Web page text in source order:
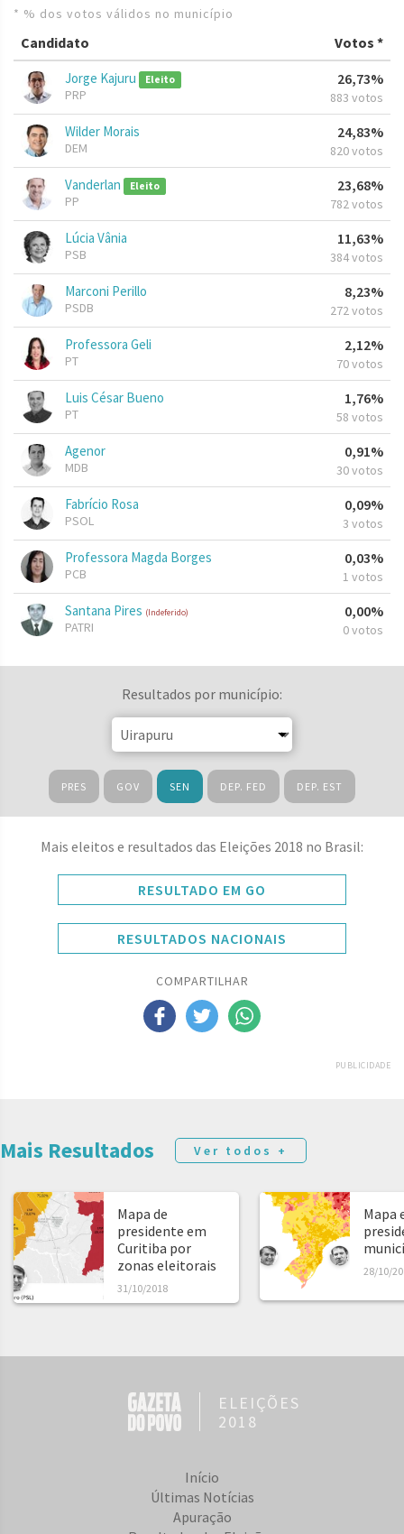
* % dos votos válidos no município
Candidato Votos *
Jorge Kajuru Eleito
PRP
26,73%
883 votos
Wilder Morais
DEM
24,83%
820 votos
Vanderlan Eleito
PP
23,68%
782 votos
Lúcia Vânia
PSB
11,63%
384 votos
Marconi Perillo
PSDB
8,23%
272 votos
Professora Geli
PT
2,12%
70 votos
Luis César Bueno
PT
1,76%
58 votos
Agenor
MDB
0,91%
30 votos
Fabrício Rosa
PSOL
0,09%
3 votos
Professora Magda Borges
PCB
0,03%
1 votos
Santana Pires (Indeferido)
PATRI
0,00%
0 votos
Resultados por município:
PRES GOV SEN DEP. FED DEP. EST
Mais eleitos e resultados das Eleições 2018 no Brasil:
RESULTADO EM GO
RESULTADOS NACIONAIS
COMPARTILHAR
PUBLICIDADE
Mais Resultados Ver todos +
Mapa de
presidente em
Curitiba por
zonas eleitorais
31/10/2018
Mapa
28/10/
ELEIÇÕES
2018
Início
Últimas Notícias
Apuração